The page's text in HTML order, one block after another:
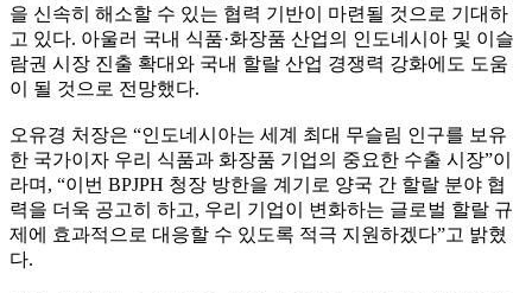
을 신속히 해소할 수 있는 협력 기반이 마련될 것으로 기대하
고 있다. 아울러 국내 식품·화장품 산업의 인도네시아 및 이슬
람권 시장 진출 확대와 국내 할랄 산업 경쟁력 강화에도 도움
이 될 것으로 전망했다.
오유경 처장은 “인도네시아는 세계 최대 무슬림 인구를 보유
한 국가이자 우리 식품과 화장품 기업의 중요한 수출 시장”이
라며, “이번 BPJPH 청장 방한을 계기로 양국 간 할랄 분야 협
력을 더욱 공고히 하고, 우리 기업이 변화하는 글로벌 할랄 규
제에 효과적으로 대응할 수 있도록 적극 지원하겠다”고 밝혔
다.